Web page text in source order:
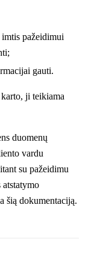
pažeidimui
gauti.
ji teikiama
duomenų
vardu
su pažeidimu
šią dokumentaciją.